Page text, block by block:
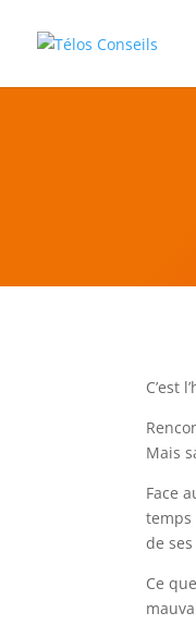
C’est
Mais
Face
temps
de
Ce